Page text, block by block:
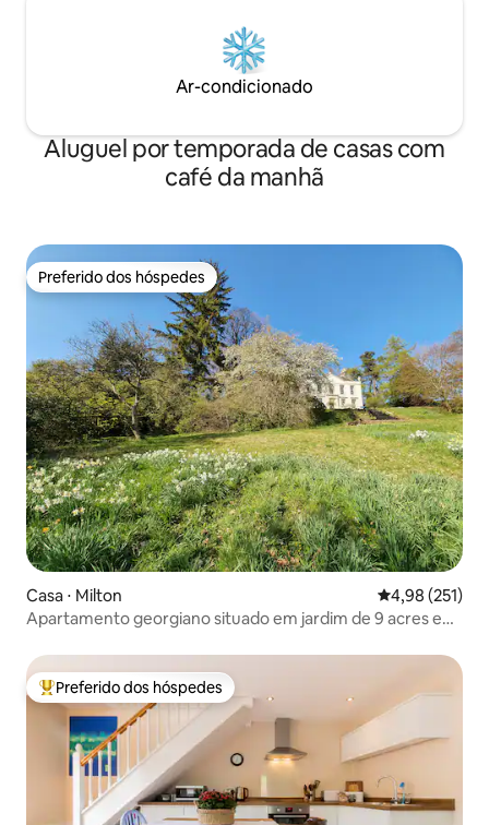
Ar-condicionado
Aluguel por temporada de casas com
café da manhã
Preferido dos hóspedes
Preferido dos hóspedes
Casa ⋅ Milton 4,98 de uma
4,98 (251)
Apartamento georgiano situado em jardim de 9 acres e
Entre os melhores preferidos dos hóspedes
Preferido dos hóspedes